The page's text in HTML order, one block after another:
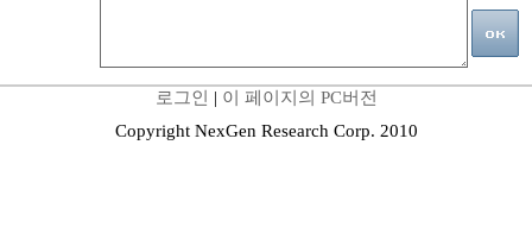
로그인 | 이 페이지의 PC버전
Copyright NexGen Research Corp. 2010